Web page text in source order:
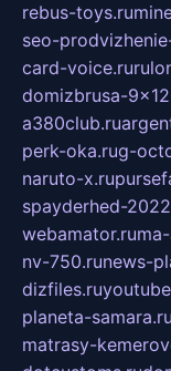
rebus-toys.ru
seo-
card-voice.ru
domizbrusa-
a380club.ru
perk-oka.rug-
naruto-x.ru
spayderhed-
webamator.ru
nv-750.runews-
dizfiles.ru
planeta-samara.ru
matrasy-